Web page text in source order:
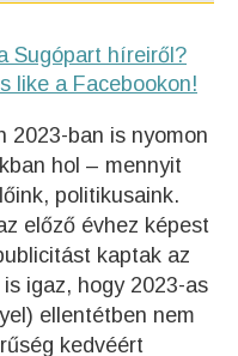
Sugópart híreiről?
like a Facebookon!
2023-ban is nyomon
hol – mennyit
politikusaink.
előző évhez képest
kaptak az
igaz, hogy 2023-as
ellentétben nem
kedvéért